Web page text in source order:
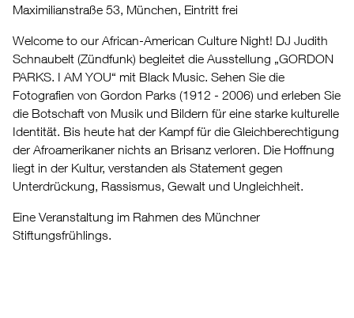
Maximilianstraße 53, München, Eintritt frei
Welcome to our African-American Culture Night! DJ Judith
Schnaubelt (Zündfunk) begleitet die Ausstellung „GORDON
PARKS. I AM YOU“ mit Black Music. Sehen Sie die
Fotografien von Gordon Parks (1912 - 2006) und erleben Sie
die Botschaft von Musik und Bildern für eine starke kulturelle
Identität. Bis heute hat der Kampf für die Gleichberechtigung
der Afroamerikaner nichts an Brisanz verloren. Die Hoffnung
liegt in der Kultur, verstanden als Statement gegen
Unterdrückung, Rassismus, Gewalt und Ungleichheit.
Eine Veranstaltung im Rahmen des Münchner
Stiftungsfrühlings.